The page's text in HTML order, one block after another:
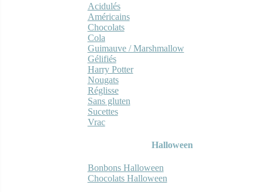
Acidulés
Américains
Chocolats
Cola
Guimauve / Marshmallow
Gélifiés
Harry Potter
Nougats
Réglisse
Sans gluten
Sucettes
Vrac
Halloween
Bonbons Halloween
Chocolats Halloween